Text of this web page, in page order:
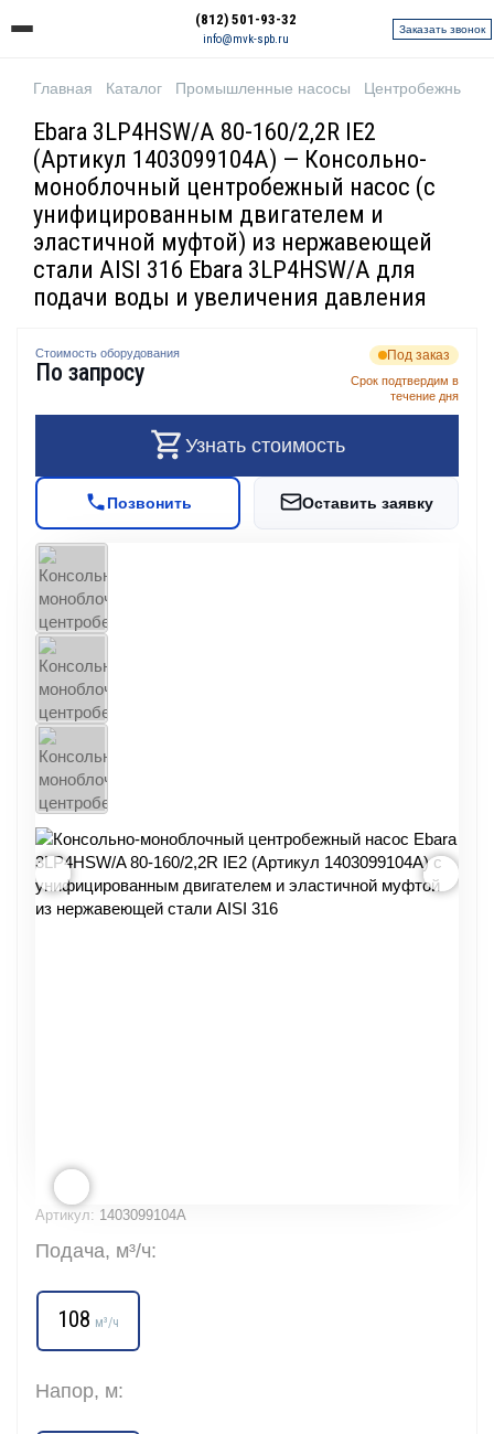
(812) 501-93-32
info@mvk-spb.ru
Заказать звонок
Главная Каталог Промышленные насосы Центробежные
Ebara 3LP4HSW/A 80-160/2,2R IE2
(Артикул 1403099104A) — Консольно-
моноблочный центробежный насос (с
унифицированным двигателем и
эластичной муфтой) из нержавеющей
стали AISI 316 Ebara 3LP4HSW/A для
подачи воды и увеличения давления
Артикул: 1403099104A
Подача, м³/ч:
108 м³/ч
Напор, м:
Стоимость оборудования
По запросу
Под заказ
Срок подтвердим в
течение дня
Узнать стоимость
Позвонить Оставить заявку